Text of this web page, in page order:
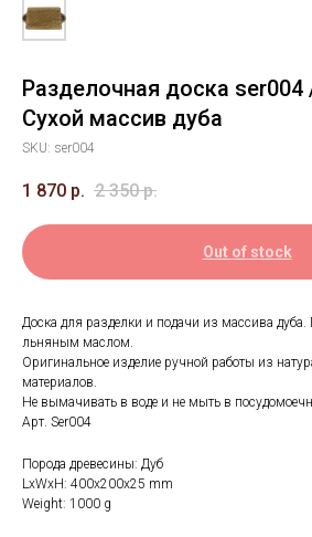
Разделочная доска
Сухой массив дуба
SKU: ser004
1 870 р. 2 350 р.
Out of stock
Доска для разделки и подачи из массива
льняным маслом.
Оригинальное изделие ручной работы из
материалов.
Не вымачивать в воде и не мыть в
Арт. Ser004
Порода древесины: Дуб
LxWxH: 400x200x25 mm
Weight: 1000 g